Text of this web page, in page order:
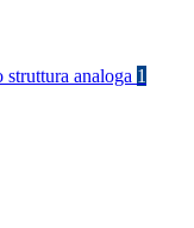
analoga 1